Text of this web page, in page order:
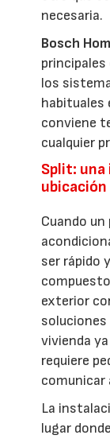
necesaria.
Bosch
los
habituales
conviene
cualquier
Split:
Cuando
ser rápido
exterior
soluciones
vivienda
requiere
comunicar
La
lugar